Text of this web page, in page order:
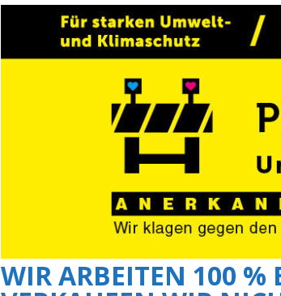
WIR ARBEITEN 100 %